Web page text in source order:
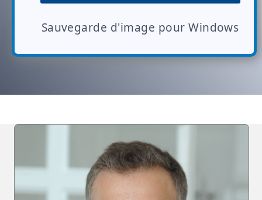
Sauvegarde d'image pour Windows